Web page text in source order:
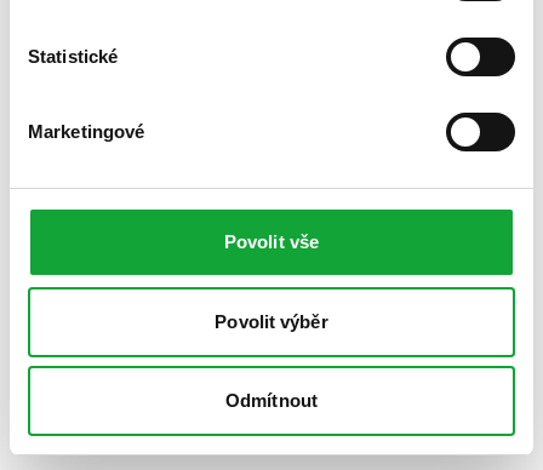
Statistické
Marketingové
Povolit vše
Povolit výběr
Odmítnout